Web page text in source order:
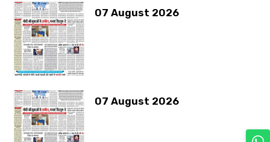
07 August 2026
07 August 2026